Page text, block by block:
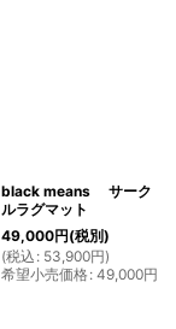
black means サーク
ルラグマット
49,000円(税別)
(税込 : 53,900円)
希望小売価格: 49,000円